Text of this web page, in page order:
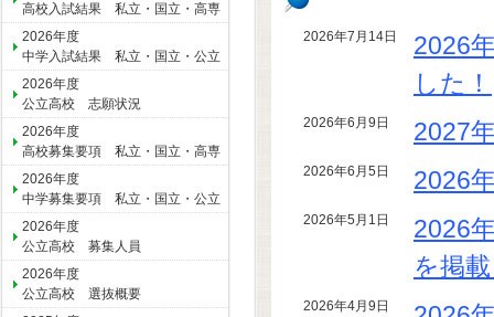
高校入試結果 私立・国立・高専
2026年度
中学入試結果 私立・国立・公立
2026年度
公立高校 志願状況
2026年度
高校募集要項 私立・国立・高専
2026年度
中学募集要項 私立・国立・公立
2026年度
公立高校 募集人員
2026年度
公立高校 選抜概要
2026年7月14日
2026
した！
2026年6月9日 2027
2026年6月5日 2026
2026年5月1日
2026
を掲
2026年4月9日